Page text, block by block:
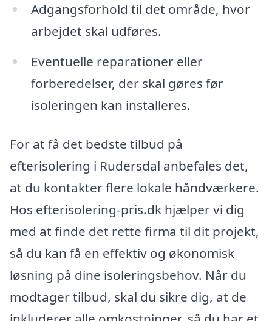
Adgangsforhold til det område, hvor
arbejdet skal udføres.
Eventuelle reparationer eller
forberedelser, der skal gøres før
isoleringen kan installeres.
For at få det bedste tilbud på
efterisolering i Rudersdal anbefales det,
at du kontakter flere lokale håndværkere.
Hos efterisolering-pris.dk hjælper vi dig
med at finde det rette firma til dit projekt,
så du kan få en effektiv og økonomisk
løsning på dine isoleringsbehov. Når du
modtager tilbud, skal du sikre dig, at de